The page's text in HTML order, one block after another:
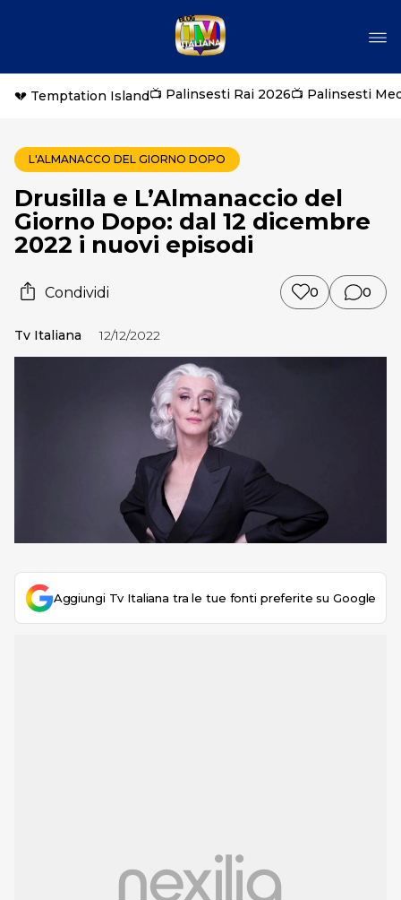
💔 Temptation Island📺 Palinsesti Rai 2026📺 Palinsesti
L'ALMANACCO DEL GIORNO DOPO
Drusilla e L’Almanaccio del
Giorno Dopo: dal 12 dicembre
2022 i nuovi episodi
Condividi 0 0
Tv Italiana 12/12/2022
Aggiungi Tv Italiana tra le tue fonti preferite su Google